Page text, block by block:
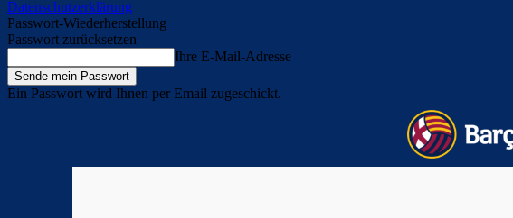
Datenschutzerklärung
Passwort-Wiederherstellung
Passwort zurücksetzen
Ihre E-Mail-Adresse
Ein Passwort wird Ihnen per Email zugeschickt.